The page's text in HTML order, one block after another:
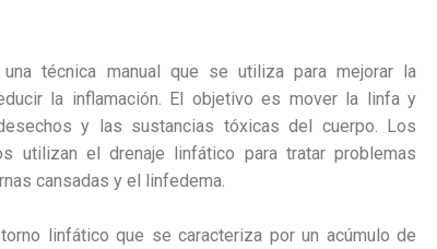
técnica manual que se utiliza para mejorar la
la inflamación. El objetivo es mover la linfa y
y las sustancias tóxicas del cuerpo. Los
utilizan el drenaje linfático para tratar problemas
cansadas y el linfedema.
linfático que se caracteriza por un acúmulo de